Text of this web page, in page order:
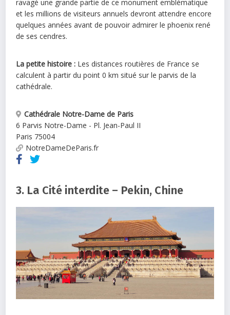
ravagé une grande partie de ce monument emblématique
et les millions de visiteurs annuels devront attendre encore
quelques années avant de pouvoir admirer le phoenix rené
de ses cendres.
La petite histoire : Les distances routières de France se
calculent à partir du point 0 km situé sur le parvis de la
cathédrale.
Cathédrale Notre-Dame de Paris
6 Parvis Notre-Dame - Pl. Jean-Paul II
Paris 75004
NotreDameDeParis.fr
3. La Cité interdite – Pekin, Chine